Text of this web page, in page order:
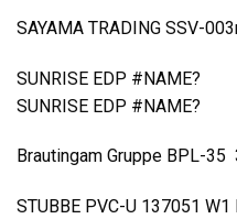
SAYAMA TRADING SSV-
SUNRISE EDP #NAME?
SUNRISE EDP #NAME?
Brautingam Gruppe BPL-35
STUBBE PVC-U 137051